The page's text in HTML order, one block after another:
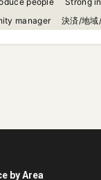
manager
決済/地域
by Area